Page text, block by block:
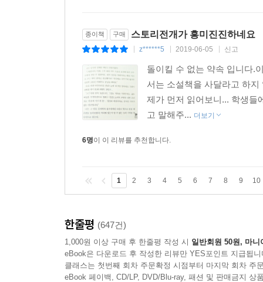
종이책 구매 스토리전개가 흥미진진하네요
z******5 2019-06-05 신고
돌이킬 수 없는 약속 입니다.
서는 소설책을 사달라고 하
제가 먼저 읽어보니... 학생들
고 말해주... 더보기
6명이 이 리뷰를 추천합니다.
1 2 3 4 5 6 7 8 9 10
한줄평 (647건)
1,000원 이상 구매 후 한줄평 작성 시 일반회원 50원, 마니
eBook은 다운로드 후 작성한 리뷰만 YES포인트 지급됩니
클래스는 첫번째 회차 주문확정 시점부터 마지막 회차 주
eBook 페이백, CD/LP, DVD/Blu-ray, 패션 및 판매금지 상